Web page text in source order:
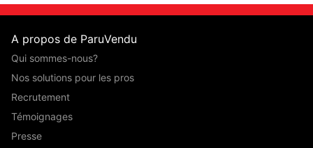
A propos de ParuVendu
Qui sommes-nous?
Nos solutions pour les pros
Recrutement
Témoignages
Presse